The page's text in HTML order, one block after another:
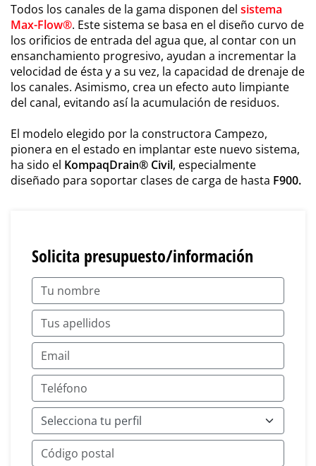
Todos los canales de la gama disponen del sistema
Max-Flow®. Este sistema se basa en el diseño curvo de
los orificios de entrada del agua que, al contar con un
ensanchamiento progresivo, ayudan a incrementar la
velocidad de ésta y a su vez, la capacidad de drenaje de
los canales. Asimismo, crea un efecto auto limpiante
del canal, evitando así la acumulación de residuos.
El modelo elegido por la constructora Campezo,
pionera en el estado en implantar este nuevo sistema,
ha sido el KompaqDrain® Civil, especialmente
diseñado para soportar clases de carga de hasta F900.
Solicita presupuesto/información